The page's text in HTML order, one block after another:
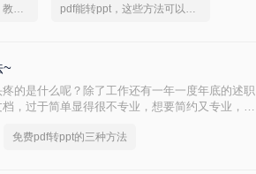
哪个pdf可以免费转ppt，教你一个方法 pdf能转ppt，这些方法可以帮到你
~
的是什么呢？除了工作还有一年一度年底的述职
，过于简单显得很不专业，想要简约又专业，又
文档，多数都是PDF格式，只能看不能用，就很
免费pdf转ppt的三种方法